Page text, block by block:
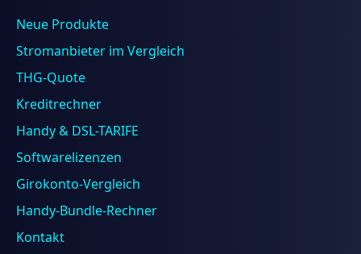
Neue Produkte
Stromanbieter im Vergleich
THG-Quote
Kreditrechner
Handy & DSL-TARIFE
Softwarelizenzen
Girokonto-Vergleich
Handy-Bundle-Rechner
Kontakt
/
Blog/
Datenbankoptimierung:
Wie Sie
Allgemein
Beliebt